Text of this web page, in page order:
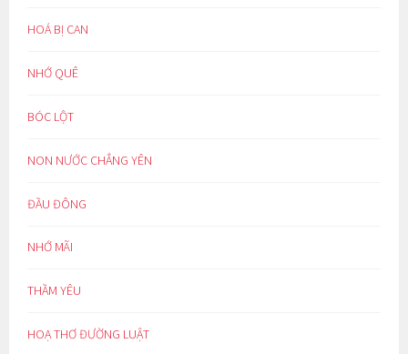
HOÁ BỊ CAN
NHỚ QUÊ
BÓC LỘT
NON NƯỚC CHẲNG YÊN
ĐẦU ĐÔNG
NHỚ MÃI
THẦM YÊU
HOẠ THƠ ĐƯỜNG LUẬT